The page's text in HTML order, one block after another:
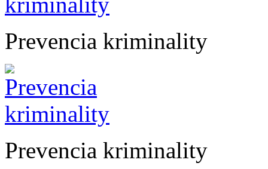
Prevencia kriminality
Prevencia kriminality